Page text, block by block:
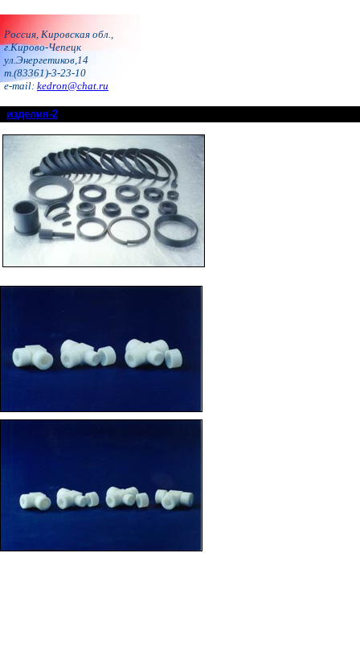
Россия, Кировская обл.,
г.Кирово-Чепецк
ул.Энергетиков,14
т.(83361)-3-23-10
e-mail: kedron@chat.ru
изделия-2